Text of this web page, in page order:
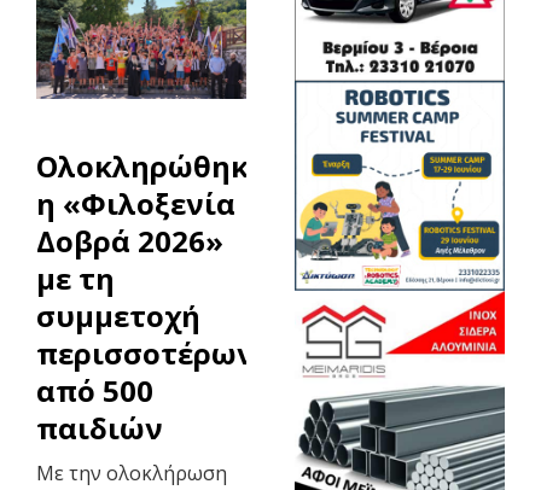
Ολοκληρώθηκε
η «Φιλοξενία
Δοβρά 2026»
με τη
συμμετοχή
περισσοτέρων
από 500
παιδιών
Με την ολοκλήρωση